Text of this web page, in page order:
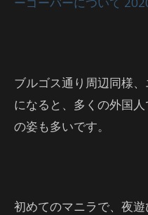
ブルゴス通り周辺同様
になると、多くの外国
の姿も多いです。
初めてのマニラで、夜